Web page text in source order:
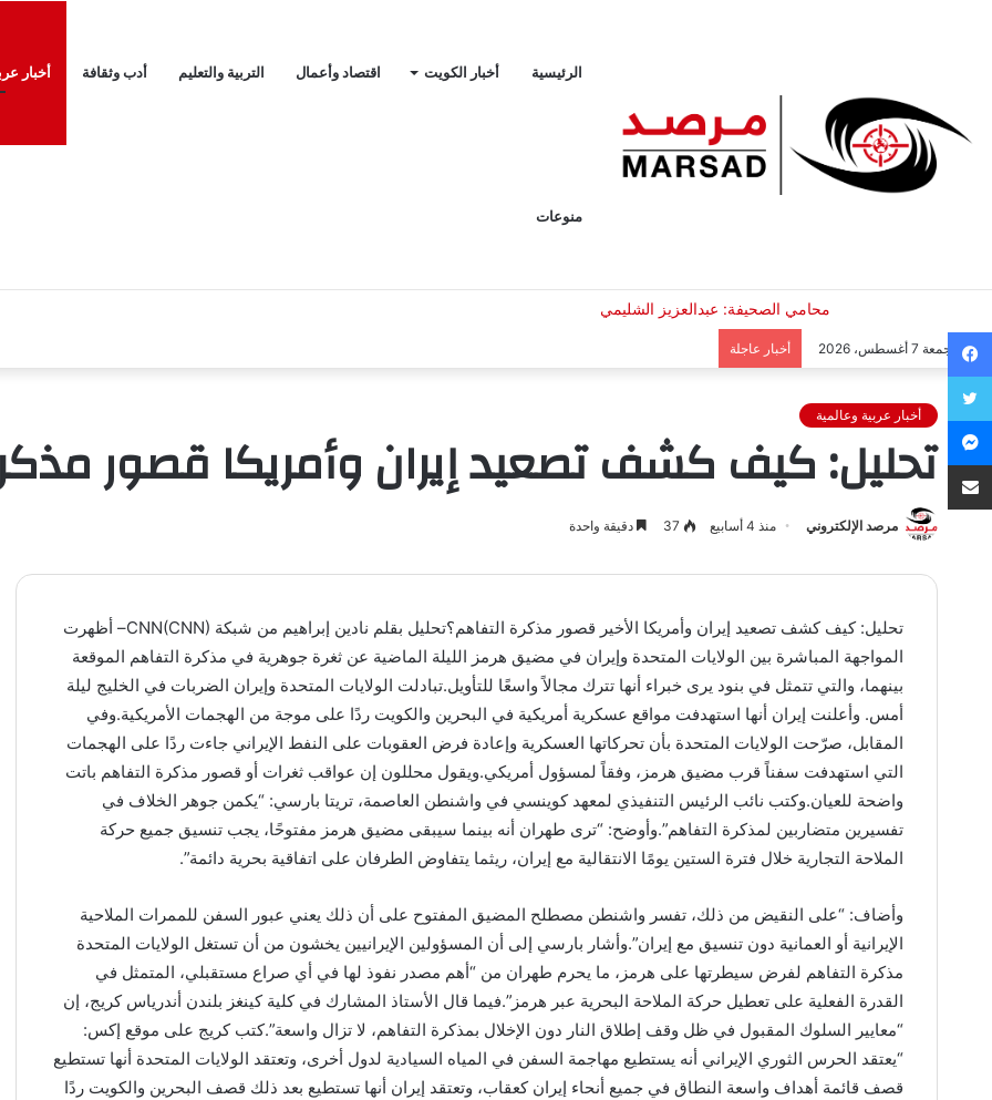
الرئيسية أخبار الكويت اقتصاد وأعمال التربية والتعليم أدب وثقافة أخبار
منوعات
الجمعة 7 أغسطس، 2026 أخبار عاجلة
أخبار عربية وعالمية
تحليل: كيف كشف تصعيد إيران وأمريكا قصور
مرصد الإلكتروني منذ 4 أسابيع 37 دقيقة واحدة
تحليل: كيف كشف تصعيد إيران وأمريكا الأخير قصور مذكرة التفاهم؟تحليل بقلم نادين إبراهيم من شبكة CNN(CNN)– أظهرت
المواجهة المباشرة بين الولايات المتحدة وإيران في مضيق هرمز الليلة الماضية عن ثغرة جوهرية في مذكرة التفاهم الموقعة
بينهما، والتي تتمثل في بنود يرى خبراء أنها تترك مجالاً واسعًا للتأويل.تبادلت الولايات المتحدة وإيران الضربات في الخليج ليلة
أمس. وأعلنت إيران أنها استهدفت مواقع عسكرية أمريكية في البحرين والكويت ردًا على موجة من الهجمات الأمريكية.وفي
المقابل، صرّحت الولايات المتحدة بأن تحركاتها العسكرية وإعادة فرض العقوبات على النفط الإيراني جاءت ردًا على الهجمات
التي استهدفت سفناً قرب مضيق هرمز، وفقاً لمسؤول أمريكي.ويقول محللون إن عواقب ثغرات أو قصور مذكرة التفاهم باتت
واضحة للعيان.وكتب نائب الرئيس التنفيذي لمعهد كوينسي في واشنطن العاصمة، تريتا بارسي: “يكمن جوهر الخلاف في
تفسيرين متضاربين لمذكرة التفاهم”.وأوضح: “ترى طهران أنه بينما سيبقى مضيق هرمز مفتوحًا، يجب تنسيق جميع حركة
الملاحة التجارية خلال فترة الستين يومًا الانتقالية مع إيران، ريثما يتفاوض الطرفان على اتفاقية بحرية دائمة”.
وأضاف: “على النقيض من ذلك، تفسر واشنطن مصطلح المضيق المفتوح على أن ذلك يعني عبور السفن للممرات الملاحية
الإيرانية أو العمانية دون تنسيق مع إيران”.وأشار بارسي إلى أن المسؤولين الإيرانيين يخشون من أن تستغل الولايات المتحدة
مذكرة التفاهم لفرض سيطرتها على هرمز، ما يحرم طهران من “أهم مصدر نفوذ لها في أي صراع مستقبلي، المتمثل في
القدرة الفعلية على تعطيل حركة الملاحة البحرية عبر هرمز”.فيما قال الأستاذ المشارك في كلية كينغز بلندن أندرياس كريج، إن
“معايير السلوك المقبول في ظل وقف إطلاق النار دون الإخلال بمذكرة التفاهم، لا تزال واسعة”.كتب كريج على موقع إكس:
“يعتقد الحرس الثوري الإيراني أنه يستطيع مهاجمة السفن في المياه السيادية لدول أخرى، وتعتقد الولايات المتحدة أنها تستطيع
قصف قائمة أهداف واسعة النطاق في جميع أنحاء إيران كعقاب، وتعتقد إيران أنها تستطيع بعد ذلك قصف البحرين والكويت ردًا
ماسنجر
مشاركة عبر البريد